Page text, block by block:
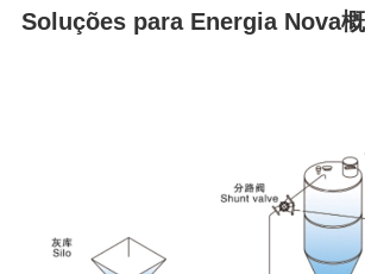
Soluções para Energia Nova